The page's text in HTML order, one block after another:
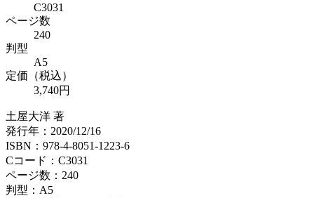
C3031
ページ数
240
判型
A5
定価（税込）
3,740円
土屋大洋 著
発行年：2020/12/16
ISBN：978-4-8051-1223-6
Cコード：C3031
ページ数：240
判型：A5